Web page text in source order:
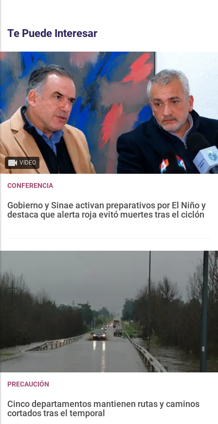
Te Puede Interesar
VIDEO
CONFERENCIA
Gobierno y Sinae activan preparativos por El Niño y
destaca que alerta roja evitó muertes tras el ciclón
PRECAUCIÓN
Cinco departamentos mantienen rutas y caminos
cortados tras el temporal